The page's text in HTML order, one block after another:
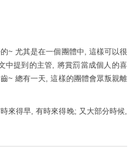
~ 尤其是在一個團體中, 這樣可以很
中提到的主管, 將賞罰當成個人的喜
~ 總有一天, 這樣的團體會眾叛親離
來得早, 有時來得晚; 又大部分時候,